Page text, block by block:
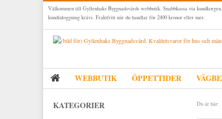
Välkommen till Gyllenhaks Byggnadsvårds webbutik. Snabbkassa via
kundinloggning krävs. Fraktfritt när du handlar för 2400 kronor eller mer.
WEBBUTIK ÖPPETTIDER
KATEGORIER Du är här: